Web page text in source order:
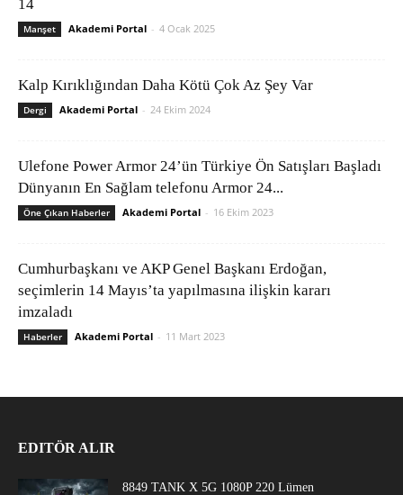
14
Manşet Akademi Portal - 4 Ocak 2025
Kalp Kırıklığından Daha Kötü Çok Az Şey Var
Dergi Akademi Portal - 24 Ekim 2024
Ulefone Power Armor 24’ün Türkiye Ön Satışları Başladı
Dünyanın En Sağlam telefonu Armor 24...
Öne Çıkan Haberler Akademi Portal - 16 Ekim 2023
Cumhurbaşkanı ve AKP Genel Başkanı Erdoğan,
seçimlerin 14 Mayıs’ta yapılmasına ilişkin kararı
imzaladı
Haberler Akademi Portal - 11 Mart 2023
EDITÖR ALIR
8849 TANK X 5G 1080P 220 Lümen